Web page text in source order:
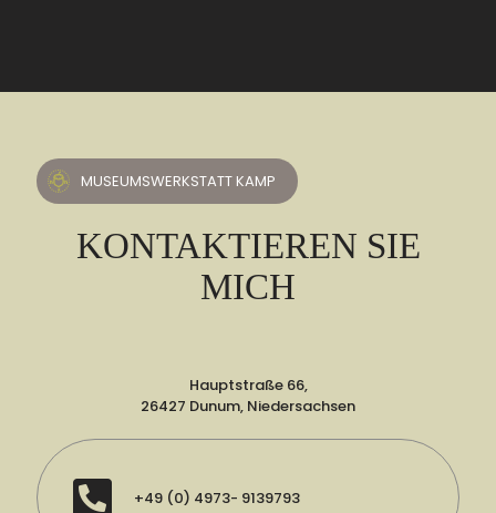
MUSEUMSWERKSTATT KAMP
KONTAKTIEREN SIE
MICH
Hauptstraße 66,
26427 Dunum, Niedersachsen
+49 (0) 4973- 9139793